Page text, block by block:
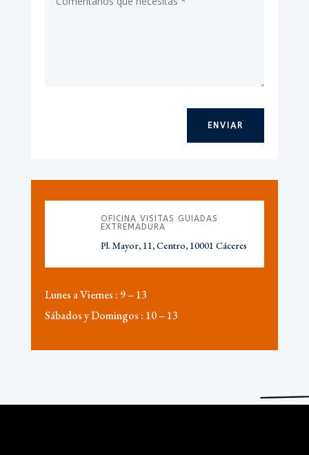
ENVIAR
OFICINA VISITAS GUIADAS
EXTREMADURA
Pl. Mayor, 11, Centro, 10001 Cáceres
Lunes a Viernes : 9 – 13
Sábados y Domingos : 10 – 13